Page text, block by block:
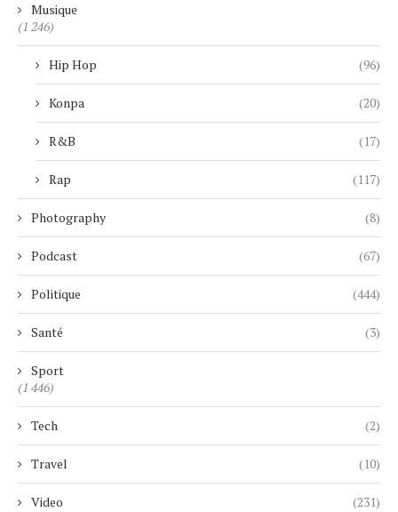
Musique
(1 246)
Hip Hop (96)
Konpa (20)
R&B (17)
Rap (117)
Photography (8)
Podcast (67)
Politique (444)
Santé (3)
Sport
(1 446)
Tech (2)
Travel (10)
Video (231)